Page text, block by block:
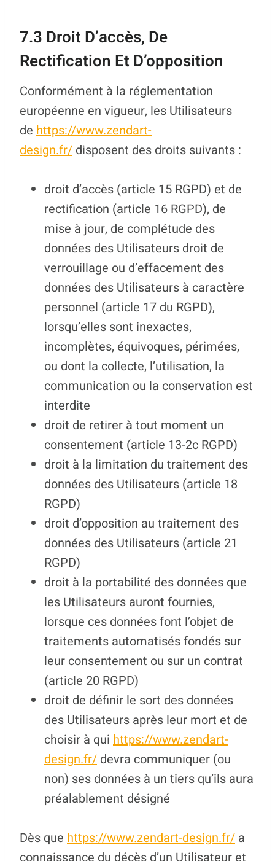
7.3 Droit D’accès, De
Rectification Et D’opposition
Conformément à la réglementation
européenne en vigueur, les Utilisateurs
de https://www.zendart-
design.fr/ disposent des droits suivants :
droit d’accès (article 15 RGPD) et de
rectification (article 16 RGPD), de
mise à jour, de complétude des
données des Utilisateurs droit de
verrouillage ou d’effacement des
données des Utilisateurs à caractère
personnel (article 17 du RGPD),
lorsqu’elles sont inexactes,
incomplètes, équivoques, périmées,
ou dont la collecte, l’utilisation, la
communication ou la conservation est
interdite
droit de retirer à tout moment un
consentement (article 13-2c RGPD)
droit à la limitation du traitement des
données des Utilisateurs (article 18
RGPD)
droit d’opposition au traitement des
données des Utilisateurs (article 21
RGPD)
droit à la portabilité des données que
les Utilisateurs auront fournies,
lorsque ces données font l’objet de
traitements automatisés fondés sur
leur consentement ou sur un contrat
(article 20 RGPD)
droit de définir le sort des données
des Utilisateurs après leur mort et de
choisir à qui https://www.zendart-
design.fr/ devra communiquer (ou
non) ses données à un tiers qu’ils aura
préalablement désigné
Dès que https://www.zendart-design.fr/ a